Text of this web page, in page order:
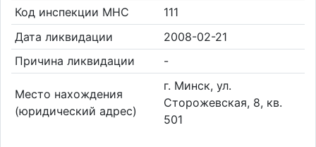
Код инспекции МНС
111
Дата ликвидации
2008-02-21
Причина ликвидации
-
Место нахождения
(юридический адрес)
г. Минск, ул.
Сторожевская, 8, кв.
501